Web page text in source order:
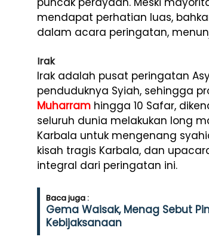
mendapat perhatian luas,
dalam acara peringatan,
Irak
Irak adalah pusat peringatan
penduduknya Syiah, sehingga
Muharram hingga 10 Safar,
seluruh dunia melakukan long
Karbala untuk mengenang
kisah tragis Karbala, dan
integral dari peringatan ini.
Baca juga :
Gema Waisak, Menag Sebut
Kebijaksanaan